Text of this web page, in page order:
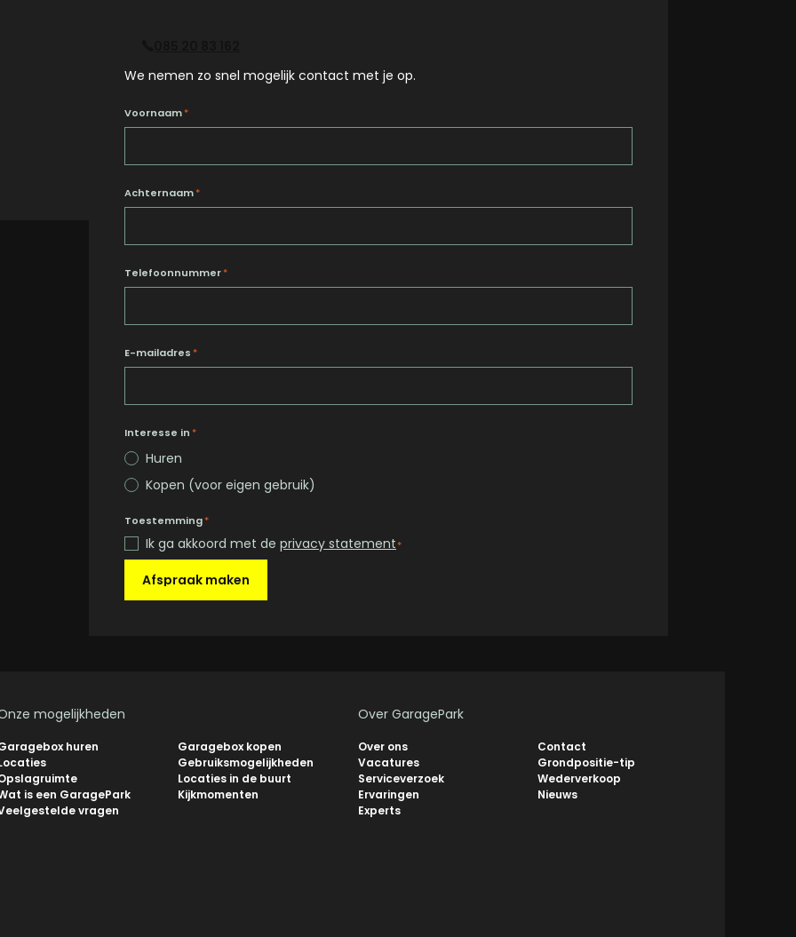
We nemen zo snel mogelijk contact met je op.
Voornaam*
Achternaam*
Telefoonnummer*
E-mailadres *
Interesse in *
Huren
Kopen (voor eigen gebruik)
Toestemming*
Ik ga akkoord met de privacy statement*
Afspraak maken
mogelijkheden
huren
Garagebox kopen
Gebruiksmogelijkheden
Locaties in de buurt
is een GaragePark
Kijkmomenten
vragen
Over GaragePark
Over ons
Contact
Vacatures
Grondpositie-tip
Serviceverzoek
Wederverkoop
Ervaringen
Nieuws
Experts